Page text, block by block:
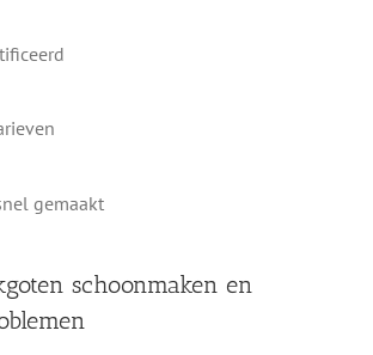
gemaakt
schoonmaken en